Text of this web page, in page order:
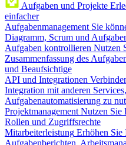
Aufgaben und Projekte
einfacher
Aufgabenmanagement Sie
Diagramm, Scrum und
Aufgaben kontrollieren Nutzen
Zusammenfassung des
und Beaufsichtige
API und Integrationen
Integration mit anderen
Aufgabenautomatisierung zu
Projektmanagement Nutzen Sie
Rollen und Zugriffsrechte
Mitarbeiterleistung Erhöhen
Aufgabenberichten,